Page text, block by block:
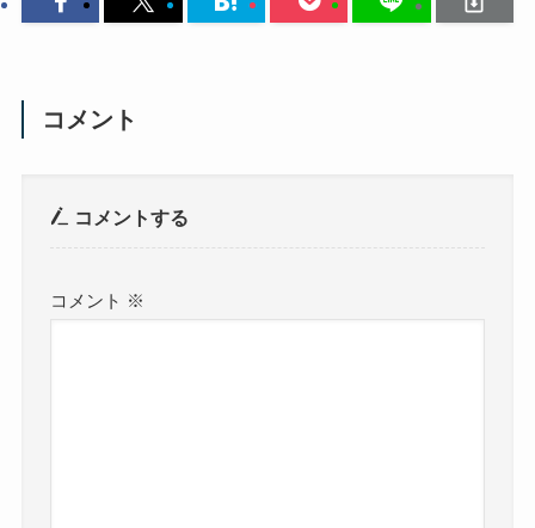
コメント
コメントする
コメント ※